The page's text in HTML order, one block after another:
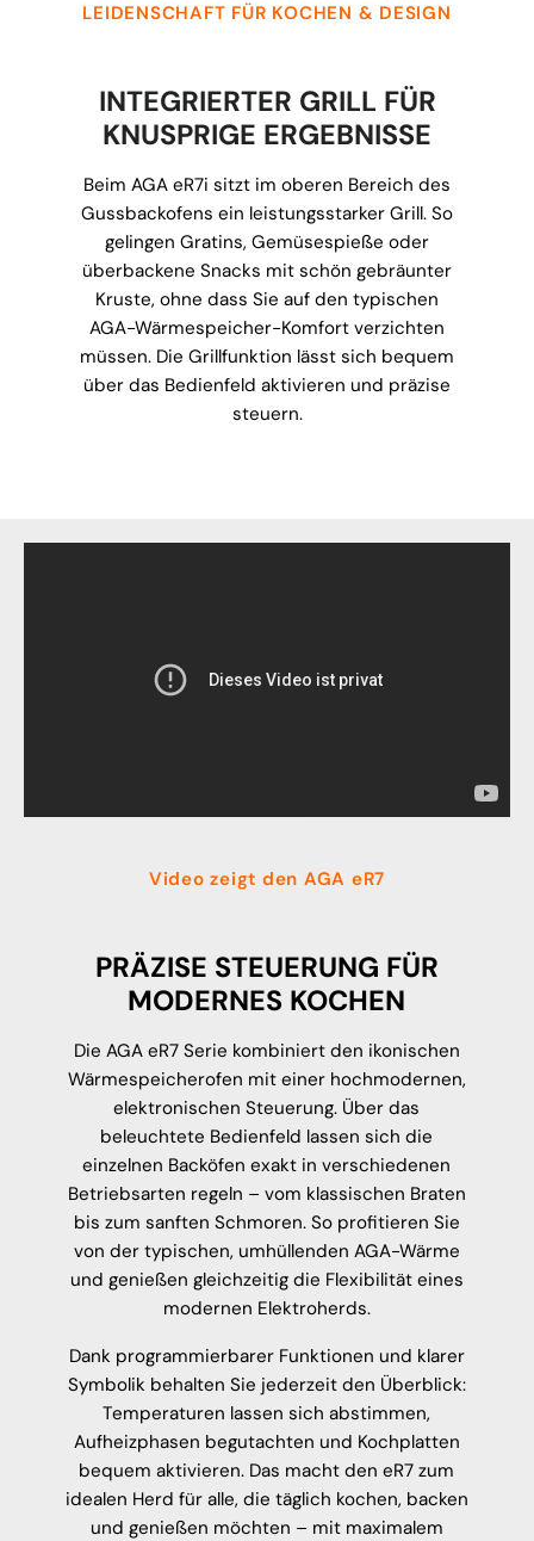
LEIDENSCHAFT FÜR KOCHEN & DESIGN
INTEGRIERTER GRILL FÜR
KNUSPRIGE ERGEBNISSE
Beim AGA eR7i sitzt im oberen Bereich des
Gussbackofens ein leistungsstarker Grill. So
gelingen Gratins, Gemüsespieße oder
überbackene Snacks mit schön gebräunter
Kruste, ohne dass Sie auf den typischen
AGA-Wärmespeicher-Komfort verzichten
müssen. Die Grillfunktion lässt sich bequem
über das Bedienfeld aktivieren und präzise
steuern.
Video zeigt den AGA eR7
PRÄZISE STEUERUNG FÜR
MODERNES KOCHEN
Die AGA eR7 Serie kombiniert den ikonischen
Wärmespeicherofen mit einer hochmodernen,
elektronischen Steuerung. Über das
beleuchtete Bedienfeld lassen sich die
einzelnen Backöfen exakt in verschiedenen
Betriebsarten regeln – vom klassischen Braten
bis zum sanften Schmoren. So profitieren Sie
von der typischen, umhüllenden AGA-Wärme
und genießen gleichzeitig die Flexibilität eines
modernen Elektroherds.
Dank programmierbarer Funktionen und klarer
Symbolik behalten Sie jederzeit den Überblick:
Temperaturen lassen sich abstimmen,
Aufheizphasen begutachten und Kochplatten
bequem aktivieren. Das macht den eR7 zum
idealen Herd für alle, die täglich kochen, backen
und genießen möchten – mit maximalem